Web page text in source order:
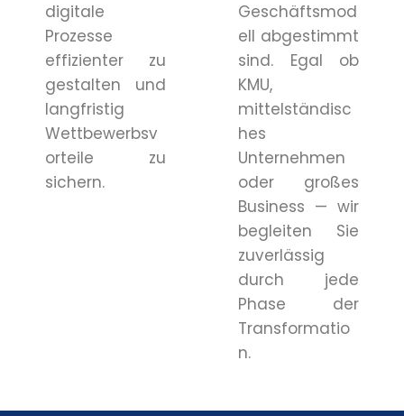
digitale
Prozesse
effizienter zu
gestalten und
langfristig
Wettbewerbsv
orteile zu
sichern.
Geschäftsmod
ell abgestimmt
sind. Egal ob
KMU,
mittelständisc
hes
Unternehmen
oder großes
Business — wir
begleiten Sie
zuverlässig
durch jede
Phase der
Transformatio
n.